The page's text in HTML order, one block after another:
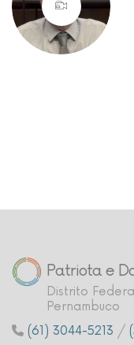
Patriota e
Distrito
Pernambuco
(61) 3044-5213 /